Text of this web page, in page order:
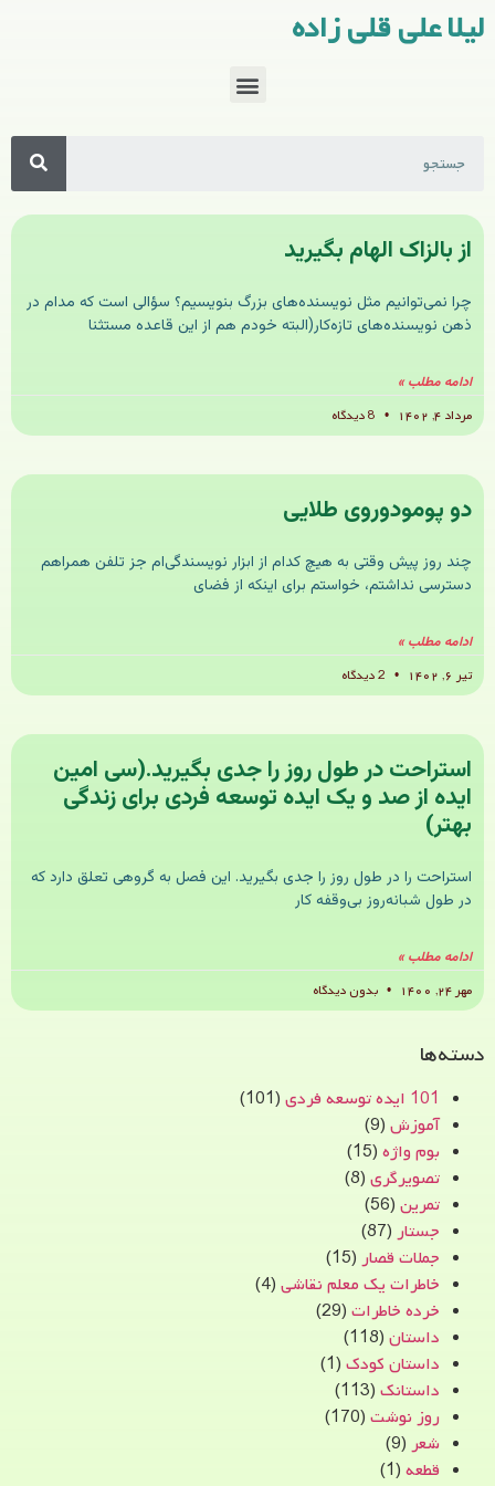
لیلا علی قلی زاده
از بالزاک الهام بگیرید
چرا نمی‌توانیم مثل نویسنده‌های بزرگ بنویسیم؟ سؤالی است که مدام در
ذهن نویسنده‌های تازه‌کار(البته خودم هم از این قاعده مستثنا
ادامه مطلب »
مرداد ۴, ۱۴۰۲
دو پومودوروی طلایی
چند روز پیش وقتی به هیچ کدام از ابزار نویسندگی‌ام جز تلفن همراهم
دسترسی نداشتم، خواستم برای اینکه از فضای
ادامه مطلب »
تیر ۶, ۱۴۰۲
استراحت در طول روز را جدی بگیرید.(سی امین
ایده از صد و یک ایده توسعه فردی برای زندگی
بهتر)
استراحت را در طول روز را جدی بگیرید. این فصل به گروهی تعلق دارد که
در طول شبانه‌روز بی‌وقفه کار
ادامه مطلب »
مهر ۲۴, ۱۴۰۰
بدون دیدگاه
دسته‌ها
101 ایده توسعه فردی
(101)
آموزش (9)
بوم واژه (15)
تصویرگری (8)
تمرین (56)
جستار (87)
جملات قصار (15)
خاطرات یک معلم نقاشی (4)
خرده خاطرات (29)
داستان (118)
داستان کودک (1)
داستانک (113)
روز نوشت (170)
شعر (9)
قطعه (1)